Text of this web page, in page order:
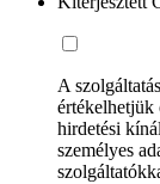
A
értékelhetjük
hirdetési
személyes